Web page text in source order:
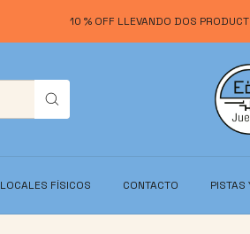
10 % OFF LLEVANDO DOS PRODUCTOS O
LOCALES FÍSICOS CONTACTO PISTAS